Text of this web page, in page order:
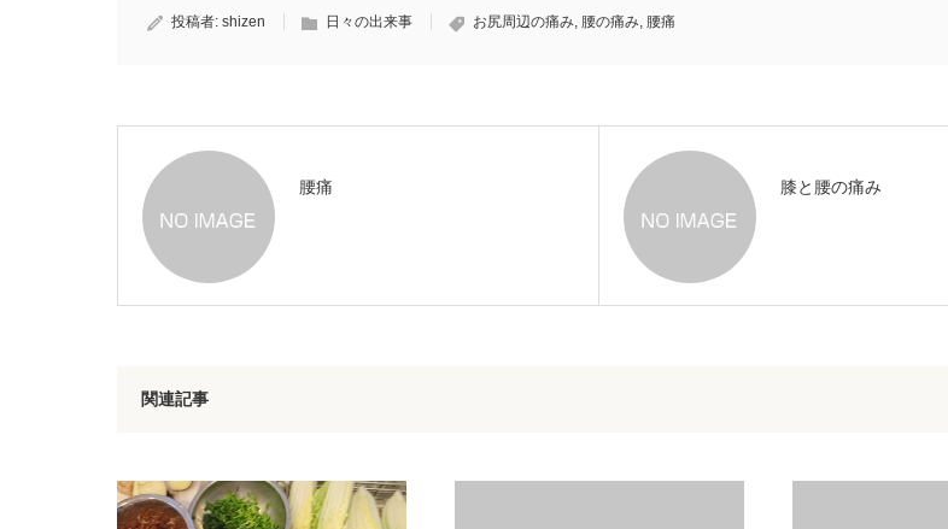
投稿者: shizen 日々の出来事 お尻周辺の痛み, 腰の痛み, 腰痛
腰痛 膝と腰の痛み
関連記事